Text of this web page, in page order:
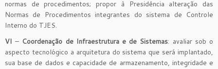
normas de procedimentos; propor à Presidência alteração das
Normas de Procedimentos integrantes do sistema de Controle
Interno do TJES.
VI– Coordenação de Infraestrutura e de Sistemas: avaliar sob o
aspecto tecnológico a arquitetura do sistema que será implantado,
sua base de dados e capacidade de armazenamento, integridade e